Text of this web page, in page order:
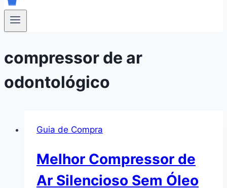
compressor de ar
odontológico
Guia de Compra
Melhor Compressor de
Ar Silencioso Sem Óleo